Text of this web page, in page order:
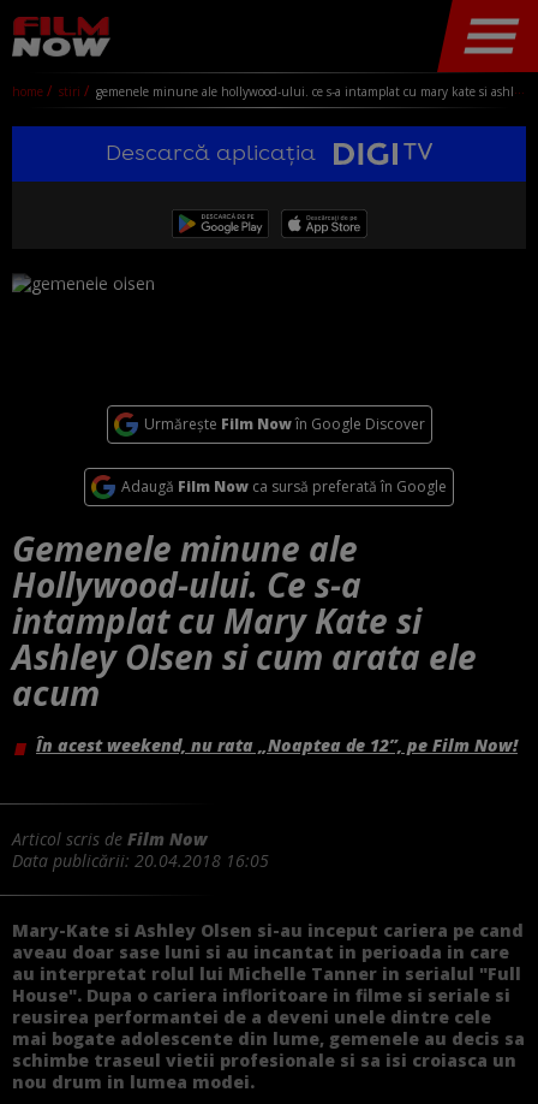
home stiri gemenele minune ale hollywood-ului. ce s-a intamplat cu mary kate si ashley olsen si cum arata ele acum
Descarcă aplicația
Urmărește Film Nowîn Google Discover
Adaugă Film Now ca sursă preferată în Google
Gemenele minune ale
Hollywood-ului. Ce s-a
intamplat cu Mary Kate si
Ashley Olsen si cum arata ele
acum
În acest weekend, nu rata „Noaptea de 12”, pe Film Now!
Articol scris de Film Now
Data publicării: 20.04.2018 16:05
Mary-Kate si Ashley Olsen si-au inceput cariera pe cand
aveau doar sase luni si au incantat in perioada in care
au interpretat rolul lui Michelle Tanner in serialul "Full
House". Dupa o cariera infloritoare in filme si seriale si
reusirea performantei de a deveni unele dintre cele
mai bogate adolescente din lume, gemenele au decis sa
schimbe traseul vietii profesionale si sa isi croiasca un
nou drum in lumea modei.